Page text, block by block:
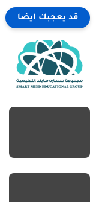
قد يعجبك ايضا